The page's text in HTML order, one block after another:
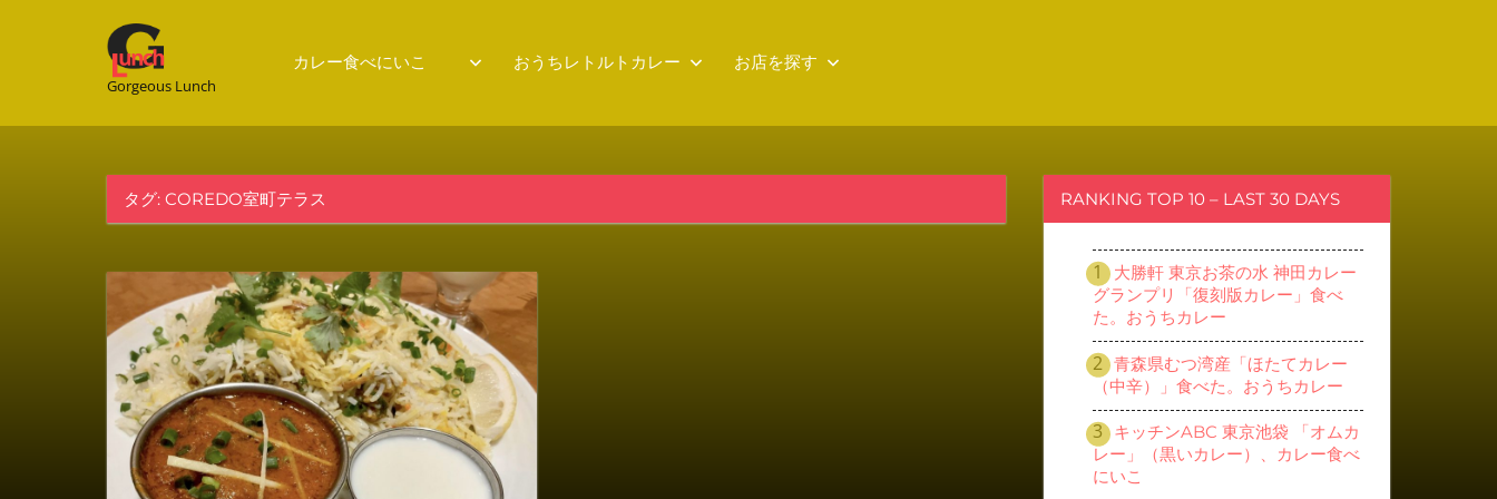
Gorgeous
Lunch
Gorgeous Lunch
カレー食べにいこ おうちレトルトカレー お店を探す
タグ: COREDO室町テラス RANKING TOP 10 – LAST 30 DAYS
大勝軒 東京お茶の水 神田カレー
グランプリ「復刻版カレー」食べ
た。おうちカレー
青森県むつ湾産「ほたてカレー
（中辛）」食べた。おうちカレー
キッチンABC 東京池袋 「オムカ
レー」（黒いカレー）、カレー食べ
にいこ